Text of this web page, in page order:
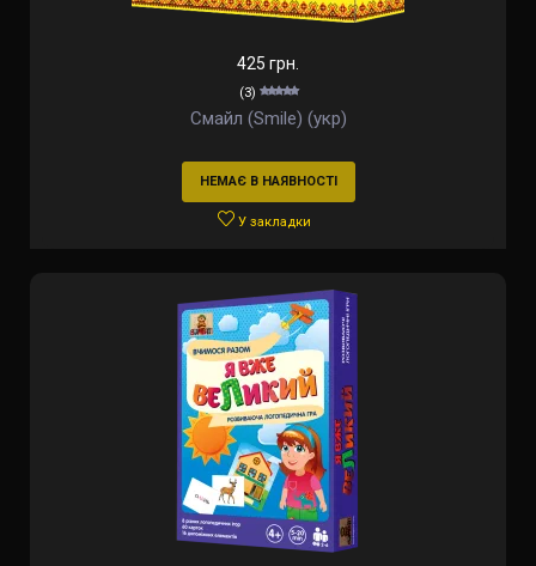
425 грн.
(3)
Смайл (Smile) (укр)
НЕМАЄ В НАЯВНОСТІ
У закладки